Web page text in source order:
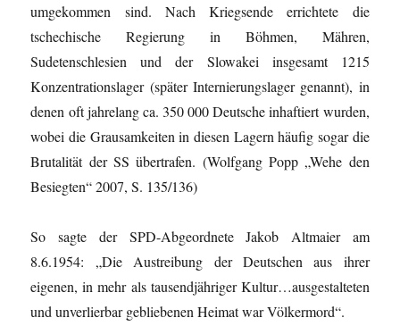
umgekommen sind. Nach Kriegsende errichtete die
tschechische Regierung in Böhmen, Mähren,
Sudetenschlesien und der Slowakei insgesamt 1215
Konzentrationslager (später Internierungslager genannt), in
denen oft jahrelang ca. 350 000 Deutsche inhaftiert wurden,
wobei die Grausamkeiten in diesen Lagern häufig sogar die
Brutalität der SS übertrafen. (Wolfgang Popp „Wehe den
Besiegten“ 2007, S. 135/136)
So sagte der SPD-Abgeordnete Jakob Altmaier am
8.6.1954: „Die Austreibung der Deutschen aus ihrer
eigenen, in mehr als tausendjähriger Kultur…ausgestalteten
und unverlierbar gebliebenen Heimat war Völkermord“.